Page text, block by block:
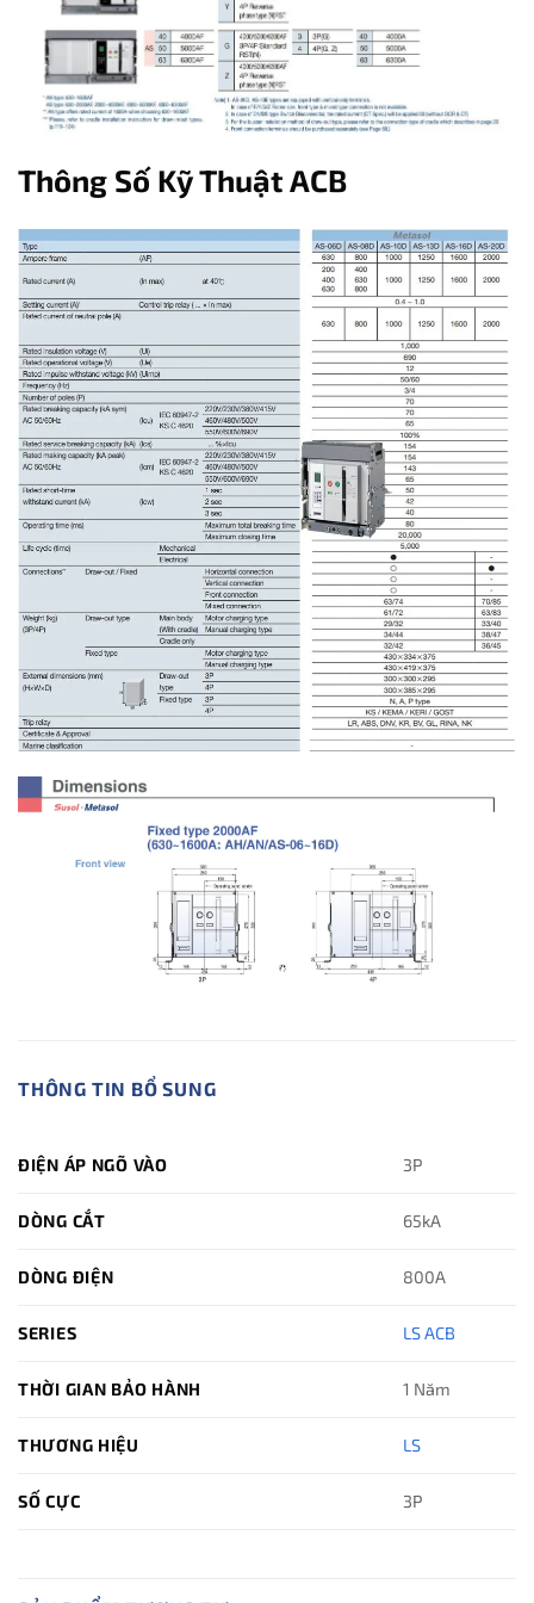
Thông Số Kỹ Thuật ACB
THÔNG TIN BỔ SUNG
ĐIỆN ÁP NGÕ VÀO 3P
DÒNG CẮT 65kA
DÒNG ĐIỆN 800A
SERIES LS ACB
THỜI GIAN BẢO HÀNH 1 Năm
THƯƠNG HIỆU LS
SỐ CỰC 3P